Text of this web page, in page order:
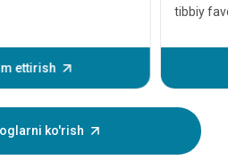
ettirish
tibbiy
hatto
Ushbu
shuning
ko'rish